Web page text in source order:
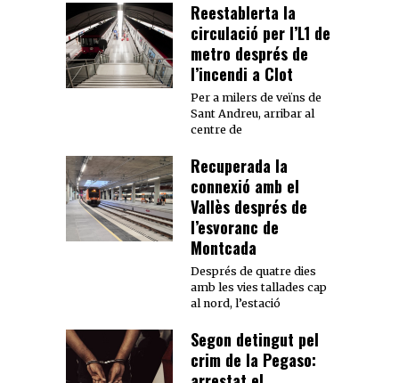
Reestablerta la
circulació per l’L1 de
metro després de
l’incendi a Clot
Per a milers de veïns de
Sant Andreu, arribar al
centre de
Recuperada la
connexió amb el
Vallès després de
l’esvoranc de
Montcada
Després de quatre dies
amb les vies tallades cap
al nord, l’estació
Segon detingut pel
crim de la Pegaso: